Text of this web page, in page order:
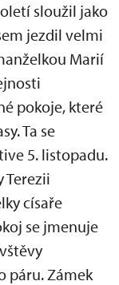
sloužil jako
jezdil velmi
Marií
pokoje, které
Ta se
5. listopadu.
Terezii
císaře
se jmenuje
páru. Zámek